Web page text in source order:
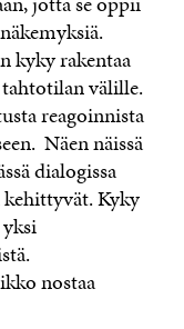
kyky rakentaa
välille.
reagoinnista
Näen näissä
dialogissa
Kyky
nostaa